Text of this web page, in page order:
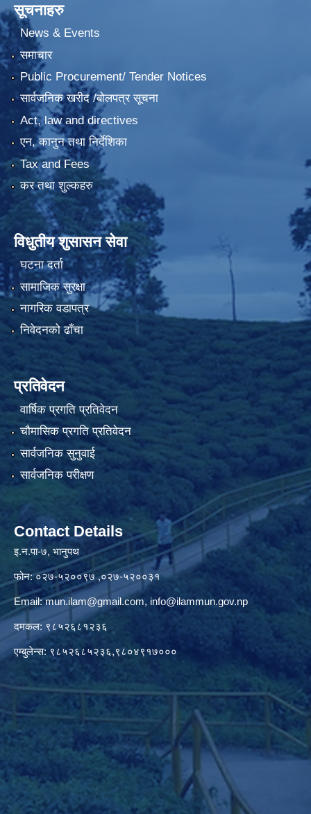
सूचनाहरु
News & Events
समाचार
Public Procurement/ Tender Notices
सार्वजनिक खरीद /बोलपत्र सूचना
Act, law and directives
एन, कानुन तथा निर्देशिका
Tax and Fees
कर तथा शुल्कहरु
विधुतीय शुसासन सेवा
घटना दर्ता
सामाजिक सुरक्षा
नागरिक वडापत्र
निवेदनको ढाँचा
प्रतिवेदन
वार्षिक प्रगति प्रतिवेदन
चौमासिक प्रगति प्रतिवेदन
सार्वजनिक सुनुवाई
सार्वजनिक परीक्षण
Contact Details
इ.न.पा-७, भानुपथ
फोन: ०२७-५२००९७ ,०२७-५२००३१
Email:mun.ilam@gmail.com, info@ilammun.gov.np
दमकल: ९८५२६८१२३६
एम्बुलेन्स: ९८५२६८५२३६,९८०४९१७०००